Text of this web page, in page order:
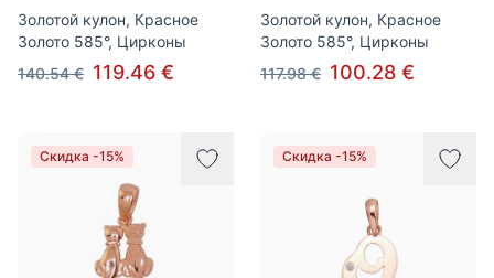
Золотой кулон, Красное
Золото 585°, Цирконы
140.54 € 119.46 €
Золотой кулон, Красное
Золото 585°, Цирконы
117.98 € 100.28 €
Скидка -15% Скидка -15%